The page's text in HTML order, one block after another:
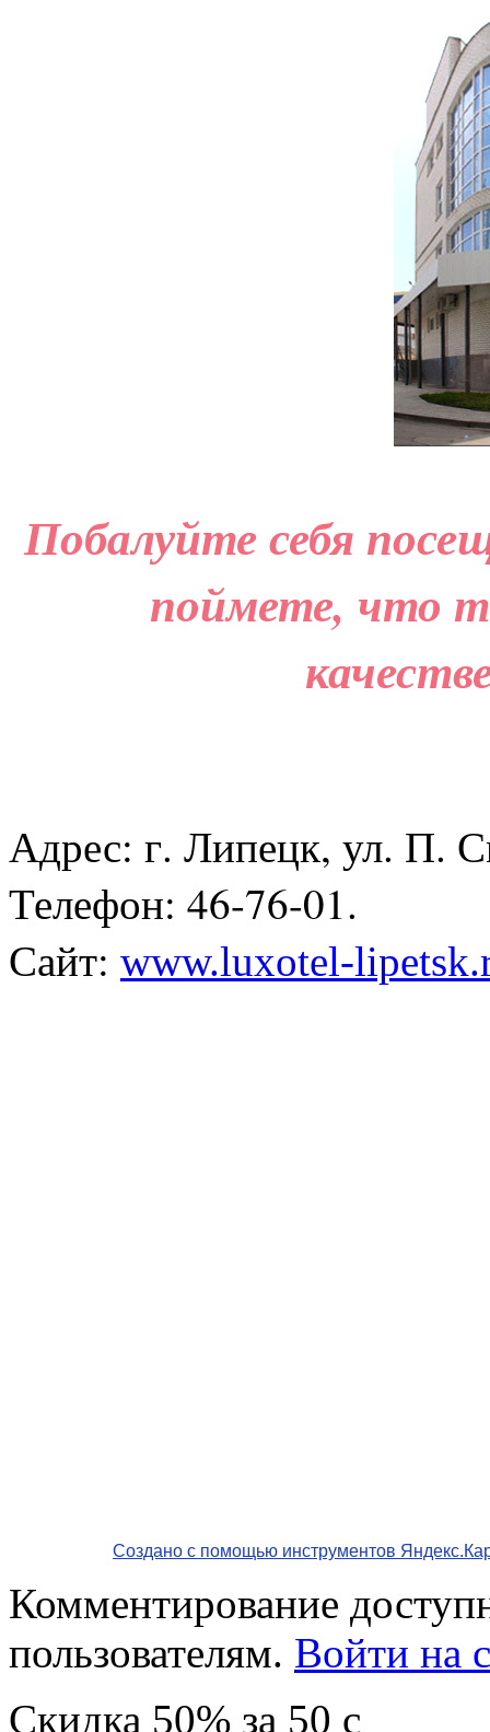
Побалуйте себя
поймете, что
Адрес: г. Липецк, ул. П.
Телефон: 46-76-01.
Сайт: www.luxotel-
Создано с помощью инструментов
Комментирование
пользователям. Войти на
Скидка 50% за 50 c